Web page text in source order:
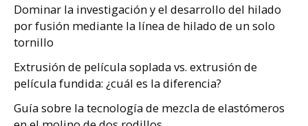
Dominar la investigación y el desarrollo del hilado
por fusión mediante la línea de hilado de un solo
tornillo
Extrusión de película soplada vs. extrusión de
película fundida: ¿cuál es la diferencia?
Guía sobre la tecnología de mezcla de elastómeros